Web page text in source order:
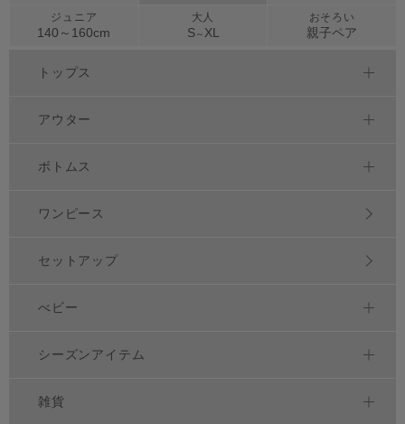
ジュニア
140～ 160cm
大人
S～ XL
おそろい
親子ペア
トップス
アウター
ボトムス
ワンピース
セットアップ
べビー
シーズンアイテム
雑貨